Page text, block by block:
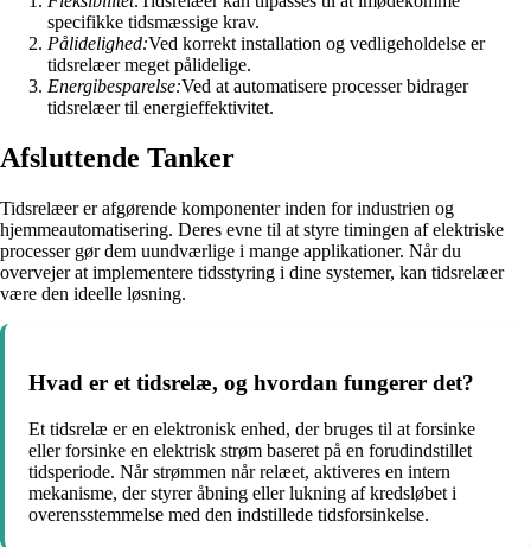
specifikke tidsmæssige krav.
Pålidelighed:Ved korrekt installation og vedligeholdelse er
tidsrelæer meget pålidelige.
Energibesparelse:Ved at automatisere processer bidrager
tidsrelæer til energieffektivitet.
Afsluttende Tanker
Tidsrelæer er afgørende komponenter inden for industrien og
hjemmeautomatisering. Deres evne til at styre timingen af elektriske
processer gør dem uundværlige i mange applikationer. Når du
overvejer at implementere tidsstyring i dine systemer, kan tidsrelæer
være den ideelle løsning.
Hvad er et tidsrelæ, og hvordan fungerer det?
Et tidsrelæ er en elektronisk enhed, der bruges til at forsinke
eller forsinke en elektrisk strøm baseret på en forudindstillet
tidsperiode. Når strømmen når relæet, aktiveres en intern
mekanisme, der styrer åbning eller lukning af kredsløbet i
overensstemmelse med den indstillede tidsforsinkelse.